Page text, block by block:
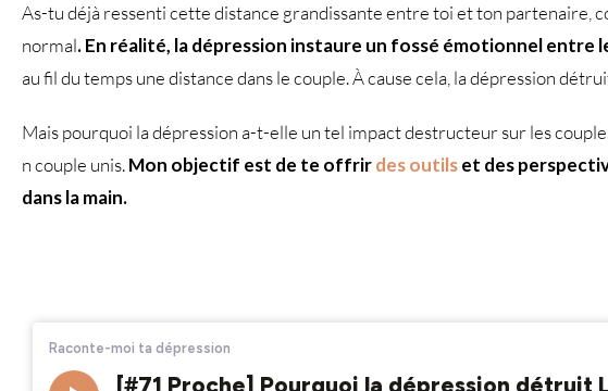
As-tu déjà ressenti cette distance grandissante entre toi et ton partenaire,
normal. En réalité, la dépression instaure un fossé émotionnel entre
au fil du temps une distance dans le couple. À cause cela, la dépression
Mais pourquoi la dépression a-t-elle un tel impact destructeur sur les
n couple unis.Mon objectif est de te offrirdes outilset des
dans la main.